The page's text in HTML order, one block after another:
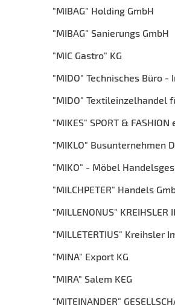
"MIBAG" Holding GmbH
"MIBAG" Sanierungs GmbH
"MIC Gastro" KG
"MIDO" Technisches Büro -
"MIDO" Textileinzelhandel
"MIKES" SPORT & FASHION
"MIKLO" Busunternehmen
"MIKO" - Möbel
"MILCHPETER" Handels
"MILLENONUS" KREIHSLER
"MILLETERTIUS" Kreihsler
"MINA" Export KG
"MIRA" Salem KEG
"MITEINANDER"